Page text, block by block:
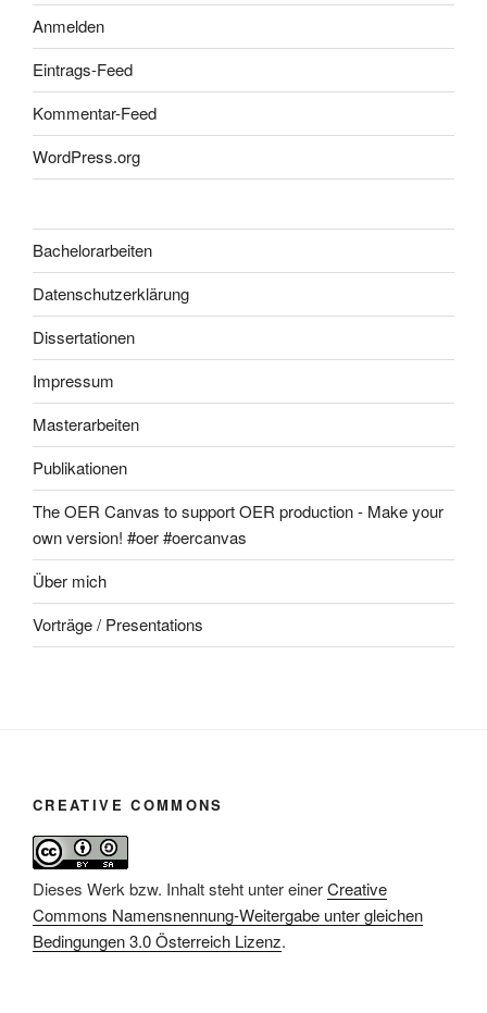
Anmelden
Eintrags-Feed
Kommentar-Feed
WordPress.org
Bachelorarbeiten
Datenschutzerklärung
Dissertationen
Impressum
Masterarbeiten
Publikationen
The OER Canvas to support OER production - Make your
own version! #oer #oercanvas
Über mich
Vorträge / Presentations
CREATIVE COMMONS
Dieses Werk bzw. Inhalt steht unter einerCreative
Commons Namensnennung-Weitergabe unter gleichen
Bedingungen 3.0 Österreich Lizenz.